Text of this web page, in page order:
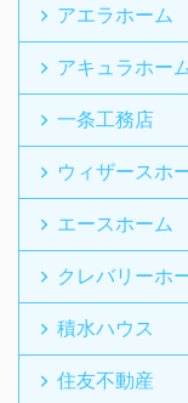
アエラホーム
アキュラホー
一条工務店
ウィザースホ
エースホーム
クレバリーホ
積水ハウス
住友不動産